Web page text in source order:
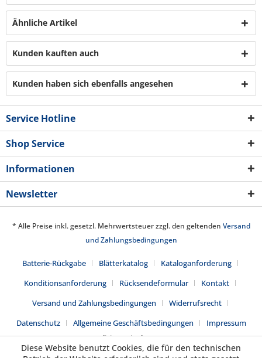
Ähnliche Artikel
Kunden kauften auch
Kunden haben sich ebenfalls angesehen
Service Hotline
Shop Service
Informationen
Newsletter
* Alle Preise inkl. gesetzl. Mehrwertsteuer zzgl. den geltenden Versand
und Zahlungsbedingungen
Batterie-Rückgabe Blätterkatalog
Kataloganforderung
Konditionsanforderung
Rücksendeformular
Kontakt
Versand und Zahlungsbedingungen
Widerrufsrecht
Datenschutz
Allgemeine Geschäftsbedingungen
Impressum
Realisiert mit Shopware
Diese Website benutzt Cookies, die für den technischen